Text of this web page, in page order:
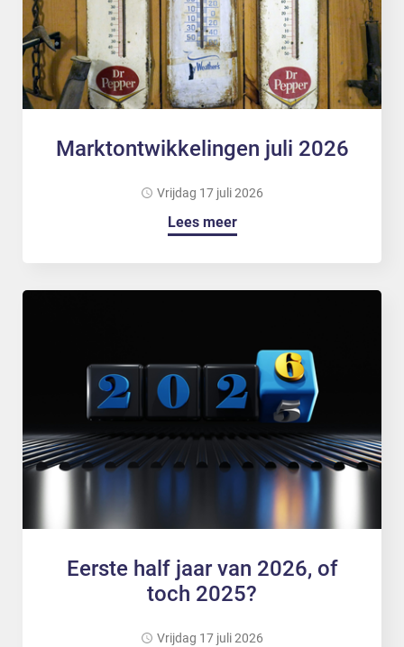
Marktontwikkelingen juli 2026
vrijdag 17 juli 2026
Lees meer
Eerste half jaar van 2026, of
toch 2025?
vrijdag 17 juli 2026